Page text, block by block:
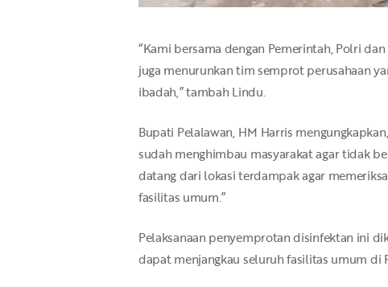
“Kami bersama dengan Pemerintah, Polri
juga menurunkan tim semprot perusahaan
ibadah,” tambah Lindu.
Bupati Pelalawan, HM Harris
sudah menghimbau masyarakat agar tidak
datang dari lokasi terdampak agar
fasilitas umum.”
Pelaksanaan penyemprotan disinfektan ini
dapat menjangkau seluruh fasilitas umum di